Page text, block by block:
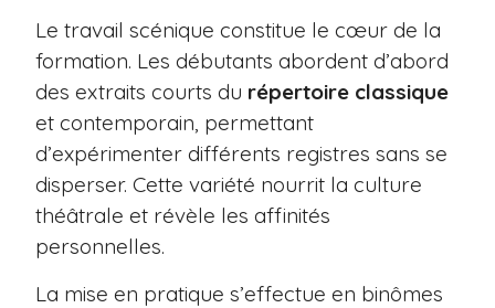
Le travail scénique constitue le cœur de la
formation. Les débutants abordent d’abord
des extraits courts du répertoire classique
et contemporain, permettant
d’expérimenter différents registres sans se
disperser. Cette variété nourrit la culture
théâtrale et révèle les affinités
personnelles.
La mise en pratique s’effectue en binômes